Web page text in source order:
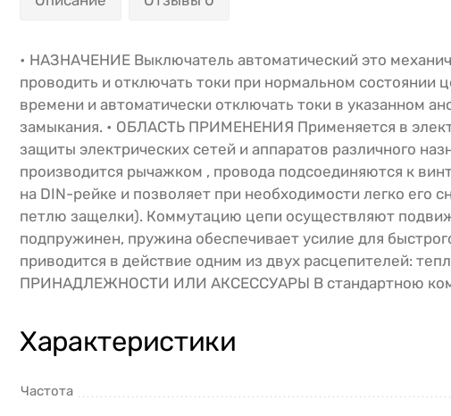
• НАЗНАЧЕНИЕ Выключатель автоматический это
проводить и отключать токи при нормальном состоянии
времени и автоматически отключать токи в указанном
замыкания. • ОБЛАСТЬ ПРИМЕНЕНИЯ Применяется в
защиты электрических сетей и аппаратов различного
производится рычажком , провода подсоединяются к
на DIN-рейке и позволяет при необходимости легко его
петлю защелки). Коммутацию цепи осуществляют
подпружинен, пружина обеспечивает усилие для
приводится в действие одним из двух расцепителей:
ПРИНАДЛЕЖНОСТИ ИЛИ АКСЕССУАРЫ В стандартною
Характеристики
Частота